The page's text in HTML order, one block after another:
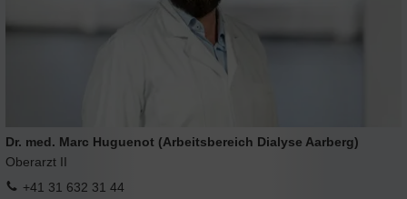
Dr. med. Marc Huguenot (Arbeitsbereich Dialyse Aarberg)
Oberarzt II
+41 31 632 31 44